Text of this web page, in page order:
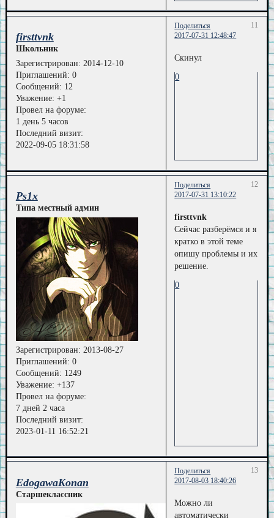
Поделиться
11
2017-07-31 12:48:47
firsttvnk
Школьник
Зарегистрирован: 2014-12-10
Приглашений: 0
Сообщений: 12
Уважение: +1
Провел на форуме:
1 день 5 часов
Последний визит:
2022-09-05 18:31:58
Скинул
0
Поделиться
12
2017-07-31 13:10:22
Ps1x
Типа местный админ
Зарегистрирован: 2013-08-27
Приглашений: 0
Сообщений: 1249
Уважение: +137
Провел на форуме:
7 дней 2 часа
Последний визит:
2023-01-11 16:52:21
firsttvnk
Сейчас разберёмся и я
кратко в этой теме
опишу проблемы и их
решение.
0
Поделиться
13
2017-08-03 18:40:26
EdogawaKonan
Старшеклассник
Можно ли
автоматически